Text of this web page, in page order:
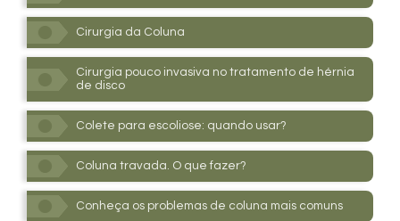
Cirurgia da Coluna
Cirurgia pouco invasiva no tratamento de hérnia
de disco
Colete para escoliose: quando usar?
Coluna travada. O que fazer?
Conheça os problemas de coluna mais comuns